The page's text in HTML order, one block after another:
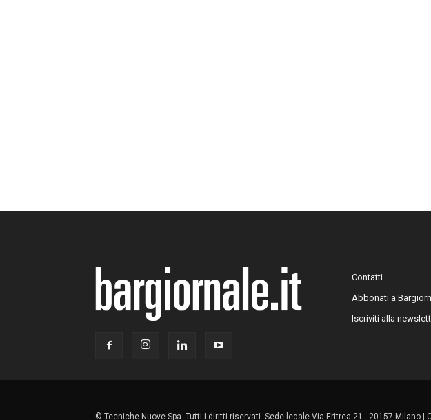
Contatti
Abbonati a
Iscriviti alla
© Tecniche Nuove Spa. Tutti i diritti riservati. Sede legale Via Eritrea 21 - 20157